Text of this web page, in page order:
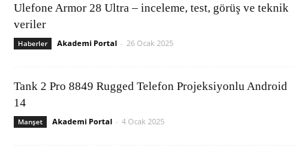
Ulefone Armor 28 Ultra – inceleme, test, görüş ve teknik
veriler
Haberler Akademi Portal - 26 Ocak 2025
Tank 2 Pro 8849 Rugged Telefon Projeksiyonlu Android
14
Manşet Akademi Portal - 4 Ocak 2025